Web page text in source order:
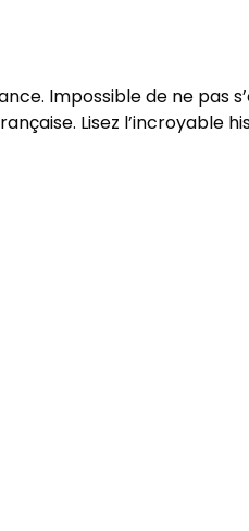
Impossible de ne pas
Lisez l’incroyable